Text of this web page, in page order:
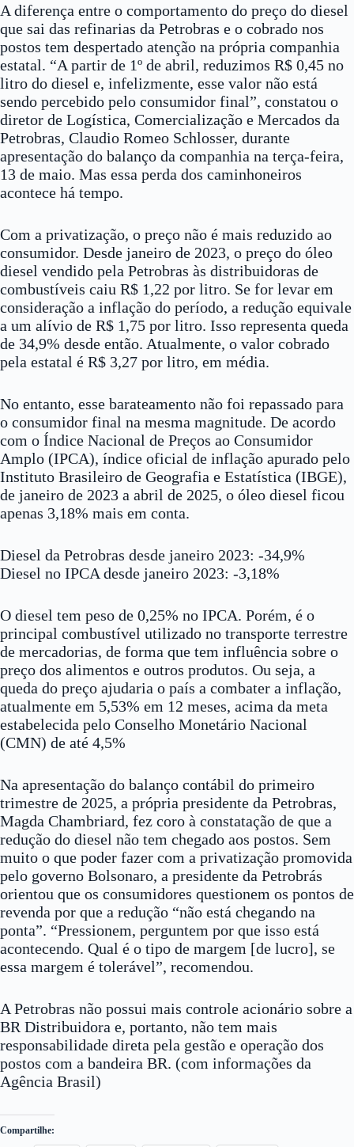
A diferença entre o comportamento do preço do diesel
que sai das refinarias da Petrobras e o cobrado nos
postos tem despertado atenção na própria companhia
estatal. “A partir de 1º de abril, reduzimos R$ 0,45 no
litro do diesel e, infelizmente, esse valor não está
sendo percebido pelo consumidor final”, constatou o
diretor de Logística, Comercialização e Mercados da
Petrobras, Claudio Romeo Schlosser, durante
apresentação do balanço da companhia na terça-feira,
13 de maio. Mas essa perda dos caminhoneiros
acontece há tempo.
Com a privatização, o preço não é mais reduzido ao
consumidor. Desde janeiro de 2023, o preço do óleo
diesel vendido pela Petrobras às distribuidoras de
combustíveis caiu R$ 1,22 por litro. Se for levar em
consideração a inflação do período, a redução equivale
a um alívio de R$ 1,75 por litro. Isso representa queda
de 34,9% desde então. Atualmente, o valor cobrado
pela estatal é R$ 3,27 por litro, em média.
No entanto, esse barateamento não foi repassado para
o consumidor final na mesma magnitude. De acordo
com o Índice Nacional de Preços ao Consumidor
Amplo (IPCA), índice oficial de inflação apurado pelo
Instituto Brasileiro de Geografia e Estatística (IBGE),
de janeiro de 2023 a abril de 2025, o óleo diesel ficou
apenas 3,18% mais em conta.
Diesel da Petrobras desde janeiro 2023: -34,9%
Diesel no IPCA desde janeiro 2023: -3,18%
O diesel tem peso de 0,25% no IPCA. Porém, é o
principal combustível utilizado no transporte terrestre
de mercadorias, de forma que tem influência sobre o
preço dos alimentos e outros produtos. Ou seja, a
queda do preço ajudaria o país a combater a inflação,
atualmente em 5,53% em 12 meses, acima da meta
estabelecida pelo Conselho Monetário Nacional
(CMN) de até 4,5%
Na apresentação do balanço contábil do primeiro
trimestre de 2025, a própria presidente da Petrobras,
Magda Chambriard, fez coro à constatação de que a
redução do diesel não tem chegado aos postos. Sem
muito o que poder fazer com a privatização promovida
pelo governo Bolsonaro, a presidente da Petrobrás
orientou que os consumidores questionem os pontos de
revenda por que a redução “não está chegando na
ponta”. “Pressionem, perguntem por que isso está
acontecendo. Qual é o tipo de margem [de lucro], se
essa margem é tolerável”, recomendou.
A Petrobras não possui mais controle acionário sobre a
BR Distribuidora e, portanto, não tem mais
responsabilidade direta pela gestão e operação dos
postos com a bandeira BR. (com informações da
Agência Brasil)
Compartilhe: